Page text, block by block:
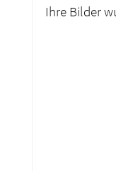
Ihre Bilder